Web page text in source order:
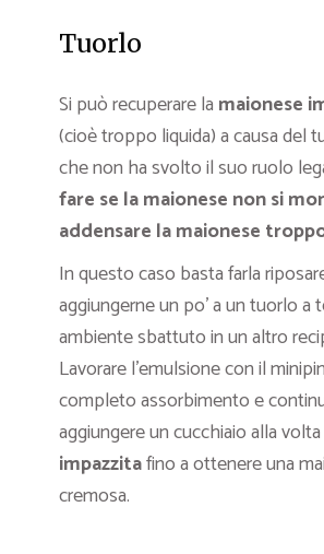
Tuorlo
Si può recuperare la maionese
(cioè troppo liquida) a causa del
che non ha svolto il suo ruolo
fare se la maionese non si
addensare la maionese
In questo caso basta farla
aggiungerne un po’ a un tuorlo a
ambiente sbattuto in un altro
Lavorare l’emulsione con il
completo assorbimento e
aggiungere un cucchiaio alla
impazzitafino a ottenere una
cremosa.